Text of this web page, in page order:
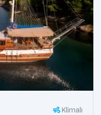
Klimalı